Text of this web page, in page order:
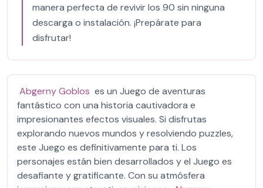
manera perfecta de revivir los 90 sin ninguna
descarga o instalación. ¡Prepárate para
disfrutar!
Abgerny Goblos es un Juego de aventuras
fantástico con una historia cautivadora e
impresionantes efectos visuales. Si disfrutas
explorando nuevos mundos y resolviendo puzzles,
este Juego es definitivamente para ti. Los
personajes están bien desarrollados y el Juego es
desafiante y gratificante. Con su atmósfera